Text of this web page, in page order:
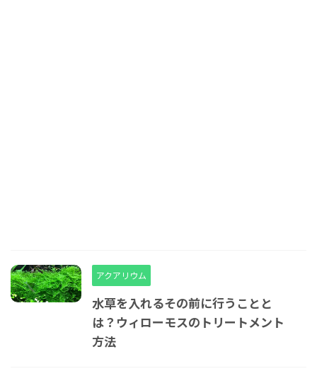
アクアリウム
水草を入れるその前に行うことと
は？ウィローモスのトリートメント
方法